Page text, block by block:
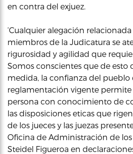
en contra del exjuez.
‘Cualquier alegación
miembros de la Judicatura se
rigurosidad y agilidad que
Somos conscientes que de esto
medida, la confianza del pueblo
reglamentación vigente
persona con conocimiento de
las disposiciones eticas que
de los jueces y las juezas
Oficina de Administración de los
Steidel Figueroa en